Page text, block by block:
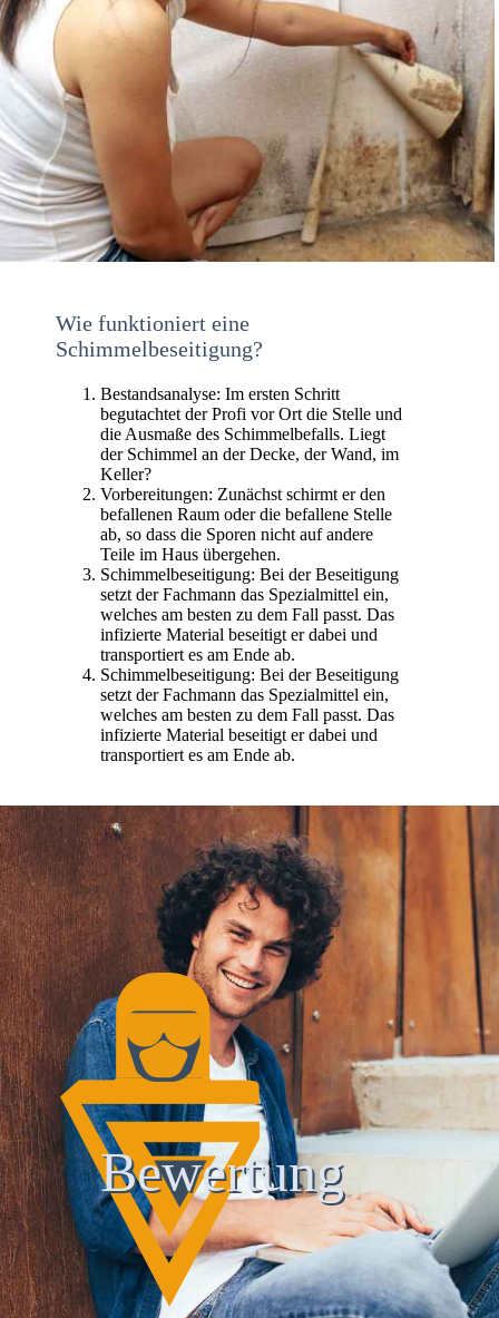
Wie funktioniert eine
Schimmelbeseitigung?
Bestandsanalyse: Im ersten Schritt
begutachtet der Profi vor Ort die Stelle und
die Ausmaße des Schimmelbefalls. Liegt
der Schimmel an der Decke, der Wand, im
Keller?
Vorbereitungen: Zunächst schirmt er den
befallenen Raum oder die befallene Stelle
ab, so dass die Sporen nicht auf andere
Teile im Haus übergehen.
Schimmelbeseitigung: Bei der Beseitigung
setzt der Fachmann das Spezialmittel ein,
welches am besten zu dem Fall passt. Das
infizierte Material beseitigt er dabei und
transportiert es am Ende ab.
Schimmelbeseitigung: Bei der Beseitigung
setzt der Fachmann das Spezialmittel ein,
welches am besten zu dem Fall passt. Das
infizierte Material beseitigt er dabei und
transportiert es am Ende ab.
Bewertung